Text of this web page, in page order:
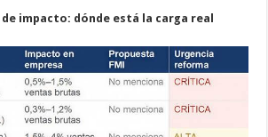
impacto: dónde está la carga real